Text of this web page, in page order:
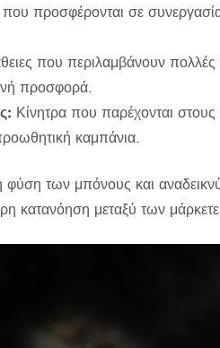
που προσφέρονται σε
που περιλαμβάνουν πολλές
προσφορά.
Κίνητρα που παρέχονται στους
καμπάνια.
φύση των μπόνους και
κατανόηση μεταξύ των